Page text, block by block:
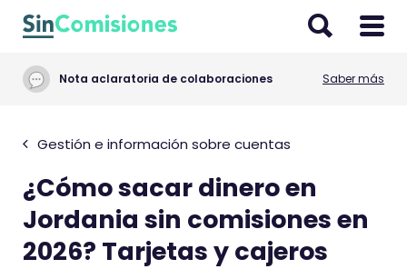
Nota aclaratoria de colaboraciones Saber más
Gestión e información sobre cuentas
¿Cómo sacar dinero en
Jordania sin comisiones en
2026? Tarjetas y cajeros